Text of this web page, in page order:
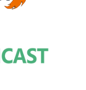
Übergabewert